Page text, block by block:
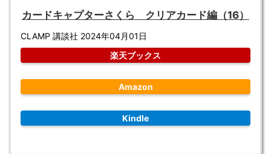
カードキャプターさくら クリアカード編（16）
CLAMP 講談社 2024年04月01日
楽天ブックス
Amazon
Kindle